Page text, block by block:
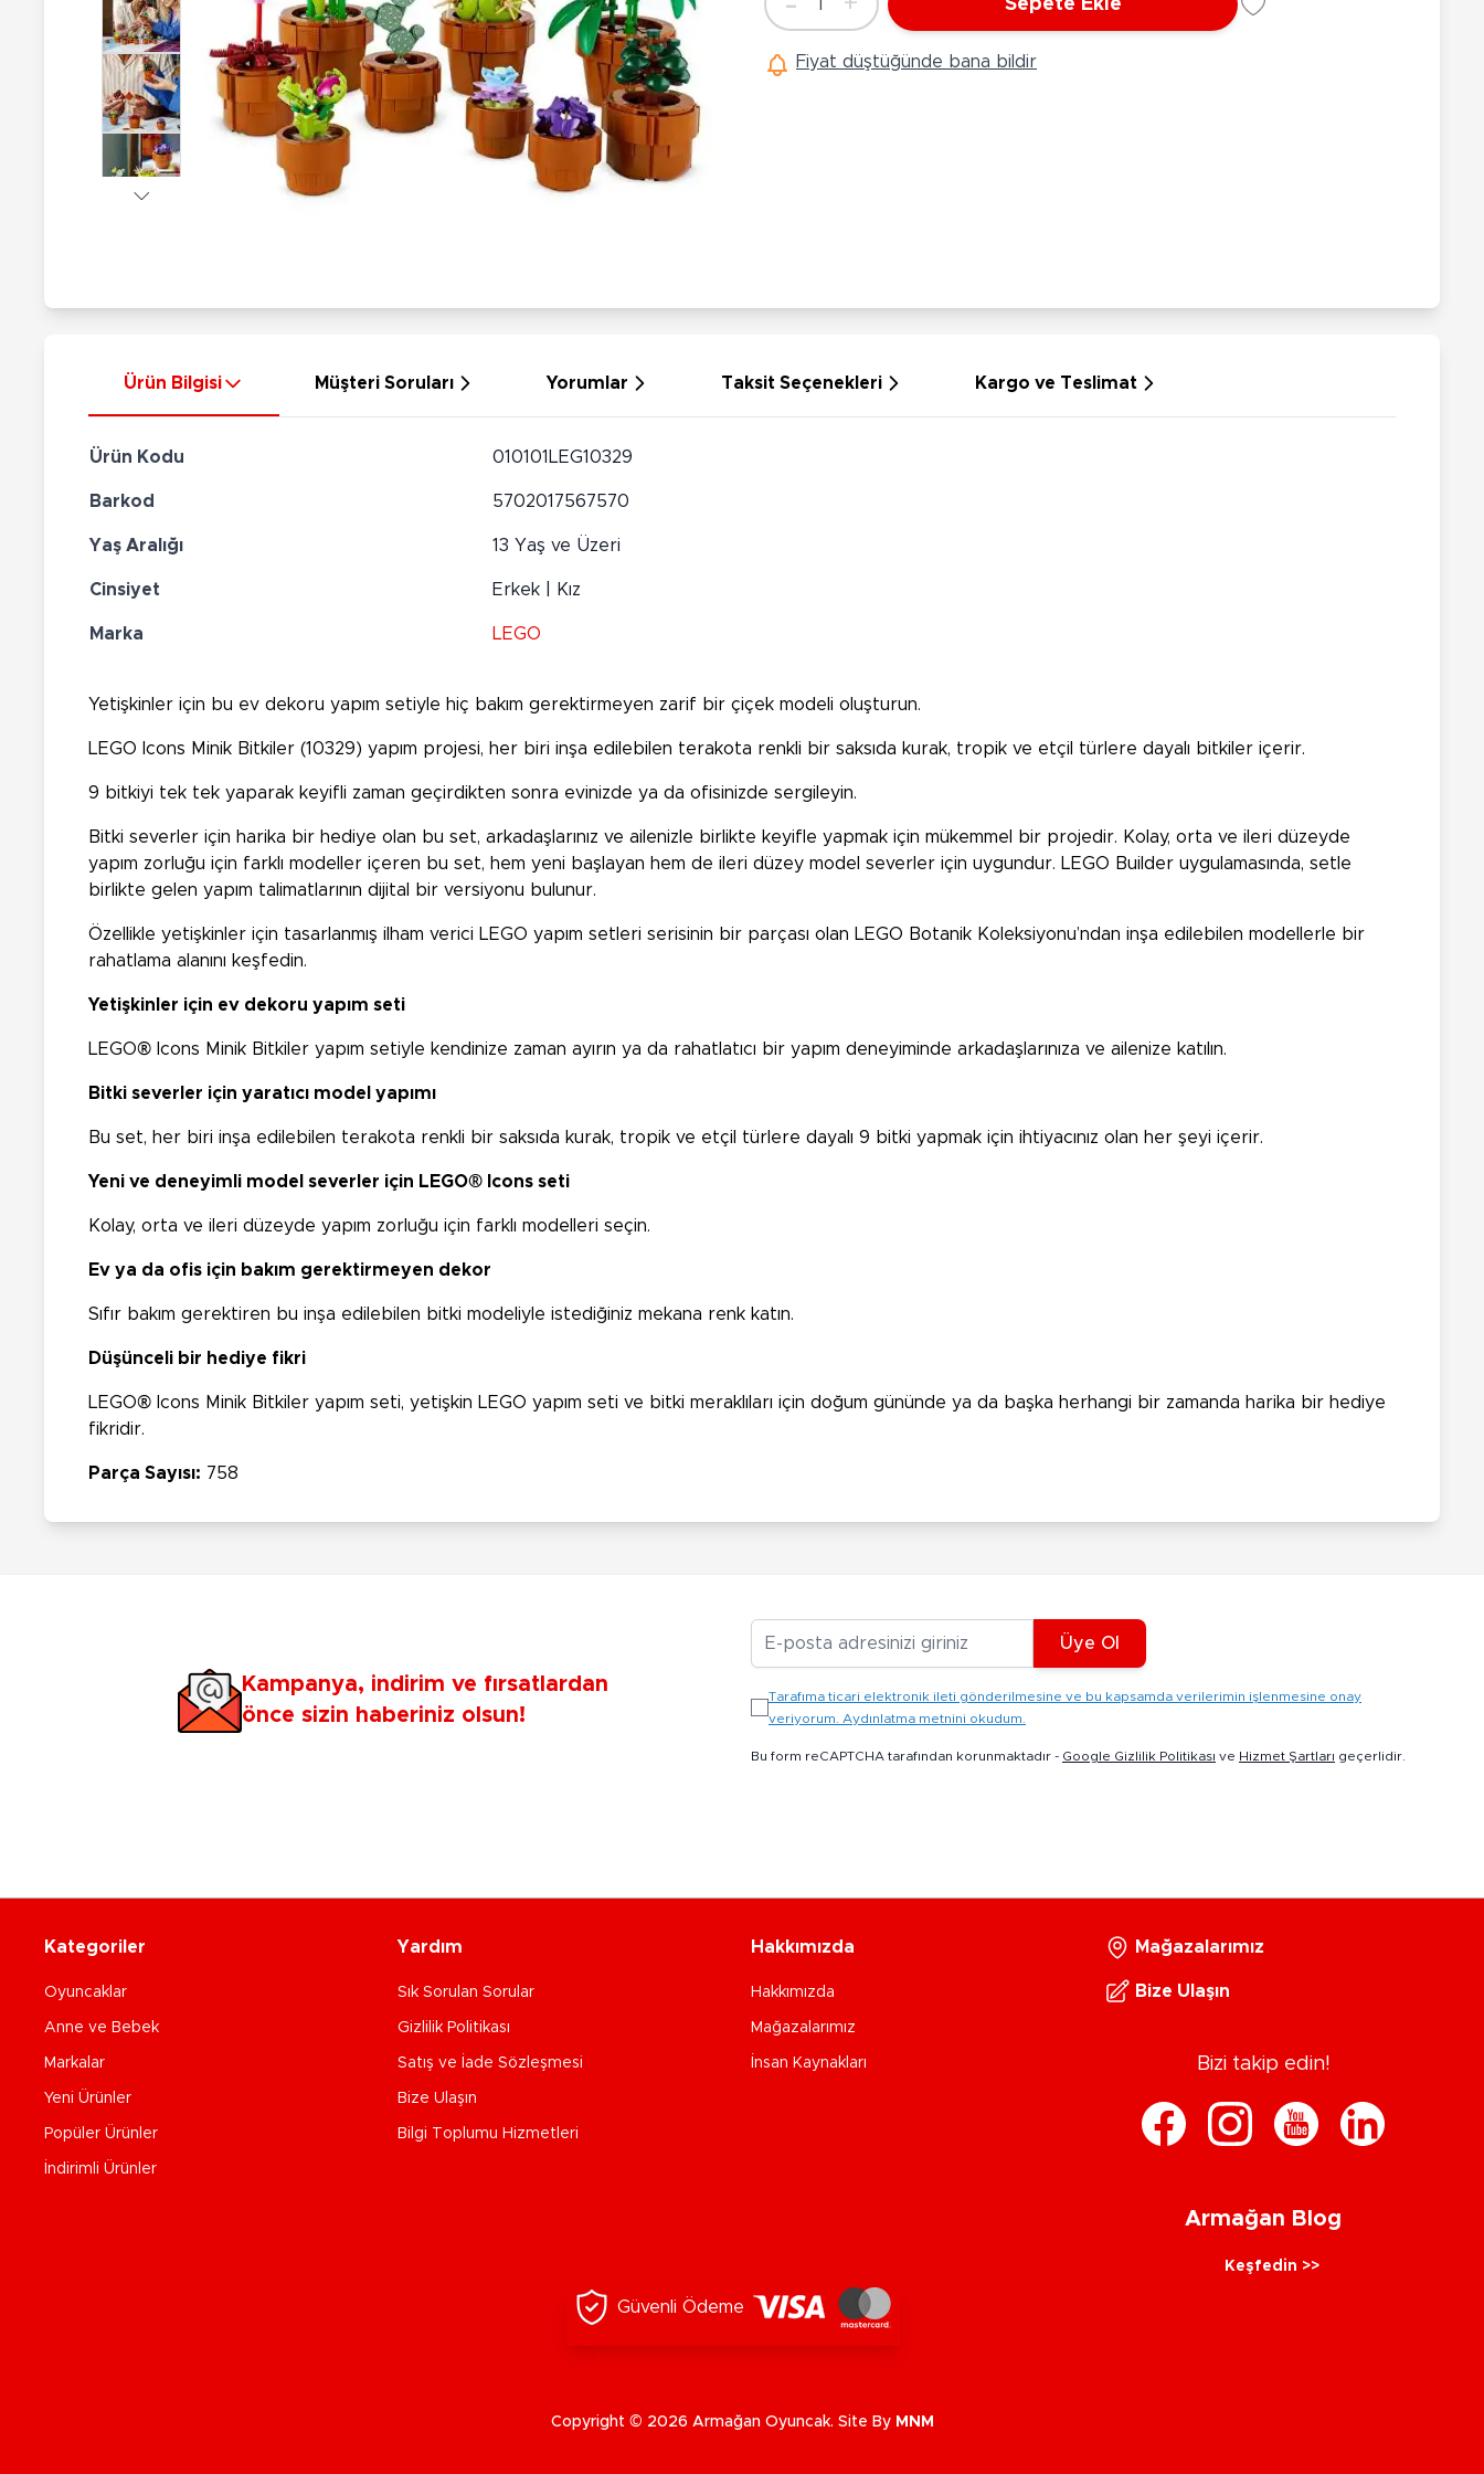
Hayvan Figürler
Çeşitli Figürler
Koleksiyon Figürler
Elektronik Ürünler
Nerf
Silahlar
Silah Setleri
Kılıç Setleri
Ok Setleri
Hobi Oyuncakları
Maketler
Sihirbazlık Setleri
Puzzlelar
Çeşitli Eğlence Oyuncakları
El İşi Setleri
Bebek Araç Gereçleri
Ürünleri
Akülü Araçlar
Bin Git Araçlar
Çeşitli Peluşlar
Adet
1 Sepete Ekle
Fiyat düştüğünde bana bildir
Ürün Bilgisi Müşteri Soruları Yorumlar Taksit Seçenekleri Kargo ve Teslimat
Ürün Kodu 010101LEG10329
Barkod 5702017567570
Yaş Aralığı 13 Yaş ve Üzeri
Cinsiyet Erkek | Kız
Marka LEGO
Yetişkinler için bu ev dekoru yapım setiyle hiç bakım gerektirmeyen zarif bir çiçek modeli oluşturun.
LEGO Icons Minik Bitkiler (10329) yapım projesi, her biri inşa edilebilen terakota renkli bir saksıda kurak, tropik ve etçil türlere dayalı bitkiler içerir.
9 bitkiyi tek tek yaparak keyifli zaman geçirdikten sonra evinizde ya da ofisinizde sergileyin.
Bitki severler için harika bir hediye olan bu set, arkadaşlarınız ve ailenizle birlikte keyifle yapmak için mükemmel bir projedir. Kolay, orta ve ileri düzeyde
yapım zorluğu için farklı modeller içeren bu set, hem yeni başlayan hem de ileri düzey model severler için uygundur. LEGO Builder uygulamasında, setle
birlikte gelen yapım talimatlarının dijital bir versiyonu bulunur.
Özellikle yetişkinler için tasarlanmış ilham verici LEGO yapım setleri serisinin bir parçası olan LEGO Botanik Koleksiyonu’ndan inşa edilebilen modellerle bir
rahatlama alanını keşfedin.
Yetişkinler için ev dekoru yapım seti
LEGO® Icons Minik Bitkiler yapım setiyle kendinize zaman ayırın ya da rahatlatıcı bir yapım deneyiminde arkadaşlarınıza ve ailenize katılın.
Bitki severler için yaratıcı model yapımı
Bu set, her biri inşa edilebilen terakota renkli bir saksıda kurak, tropik ve etçil türlere dayalı 9 bitki yapmak için ihtiyacınız olan her şeyi içerir.
Yeni ve deneyimli model severler için LEGO® Icons seti
Kolay, orta ve ileri düzeyde yapım zorluğu için farklı modelleri seçin.
Ev ya da ofis için bakım gerektirmeyen dekor
Sıfır bakım gerektiren bu inşa edilebilen bitki modeliyle istediğiniz mekana renk katın.
Düşünceli bir hediye fikri
LEGO® Icons Minik Bitkiler yapım seti, yetişkin LEGO yapım seti ve bitki meraklıları için doğum gününde ya da başka herhangi bir zamanda harika bir hediye
fikridir.
Parça Sayısı: 758
Kampanya, indirim ve fırsatlardan
önce sizin haberiniz olsun!
Üye Ol
Tarafıma ticari elektronik ileti gönderilmesine ve bu kapsamda verilerimin işlenmesine onay
veriyorum. Aydınlatma metnini okudum.
Bu form reCAPTCHA tarafından korunmaktadır - Google Gizlilik Politikası ve Hizmet Şartları geçerlidir.
Kategoriler
Oyuncaklar
Anne ve Bebek
Markalar
Yeni Ürünler
Popüler Ürünler
İndirimli Ürünler
Yardım
Sık Sorulan Sorular
Gizlilik Politikası
Satış ve İade Sözleşmesi
Bize Ulaşın
Bilgi Toplumu Hizmetleri
Hakkımızda
Hakkımızda
Mağazalarımız
İnsan Kaynakları
Mağazalarımız
Bize Ulaşın
Bizi takip edin!
Armağan Blog
Keşfedin >>
Güvenli Ödeme
Copyright © 2026 Armağan Oyuncak. Site By MNM